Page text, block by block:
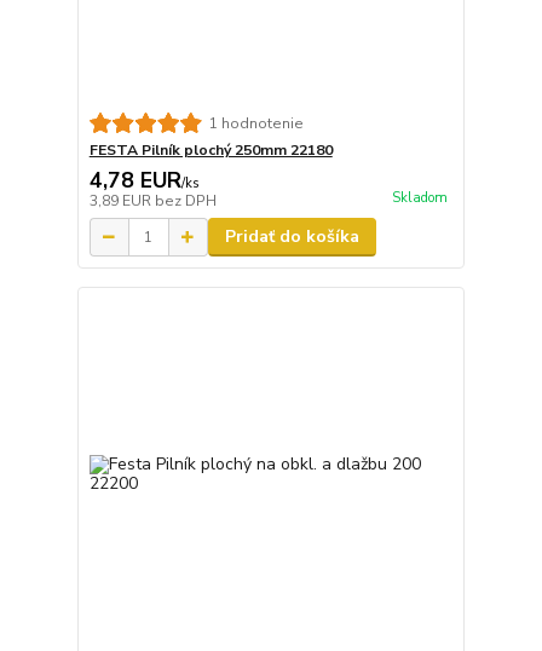
1 hodnotenie
FESTA Pilník plochý 250mm 22180
4,78 EUR/ks
3,89 EUR bez DPH Skladom
Pridať do košíka